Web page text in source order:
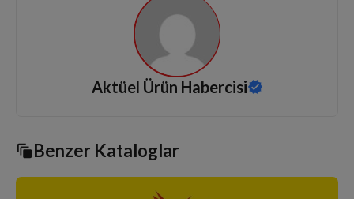
Aktüel Ürün Habercisi
Benzer Kataloglar